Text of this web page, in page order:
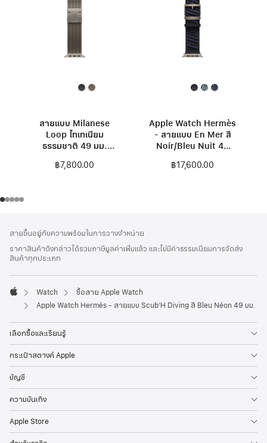
สายแบบ Milanese
Loop ไทเทเนียม
ธรรมชาติ 49 มม.
฿7,800.00
Apple Watch Hermès
- สายแบบ En Mer สี
Noir/Bleu Nuit 49
฿17,600.00
ส่วน
ท้าย
กระดาษ
เชิงอรรถ
สายขึ้นอยู่กับความพร้อมในการวางจำหน่าย
ราคาสินค้าดังกล่าวได้รวมภาษีมูลค่าเพิ่มแล้ว และไม่มีค่าธรรมเนียมการจัดส่ง
สินค้าทุกประเภท
Apple
Watch
ซื้อสาย Apple Watch
Apple Watch Hermès - สายแบบ Scub’H Diving สี Bleu Néon 49 มม.
เลือกซื้อและเรียนรู้
กระเป๋าสตางค์ Apple
บัญชี
ความบันเทิง
Apple Store